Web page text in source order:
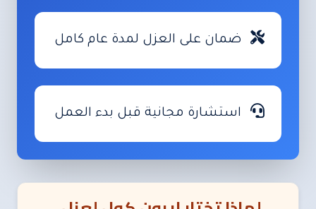
ضمان على العزل لمدة عام كامل
استشارة مجانية قبل بدء العمل